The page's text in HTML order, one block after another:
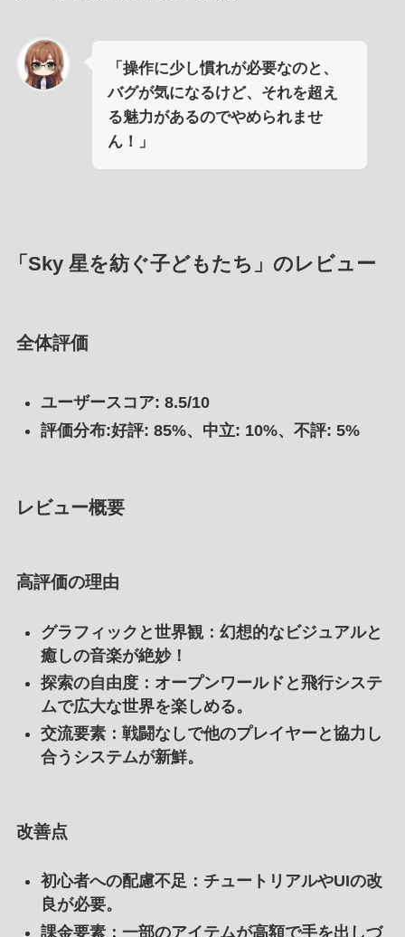
「操作に少し慣れが必要なのと、
バグが気になるけど、それを超え
る魅力があるのでやめられませ
ん！」
「Sky 星を紡ぐ子どもたち」のレビュー
全体評価
ユーザースコア: 8.5/10
評価分布:好評: 85%、中立: 10%、不評: 5%
レビュー概要
高評価の理由
グラフィックと世界観：幻想的なビジュアルと
癒しの音楽が絶妙！
探索の自由度：オープンワールドと飛行システ
ムで広大な世界を楽しめる。
交流要素：戦闘なしで他のプレイヤーと協力し
合うシステムが新鮮。
改善点
初心者への配慮不足：チュートリアルやUIの改
良が必要。
課金要素：一部のアイテムが高額で手を出しづ